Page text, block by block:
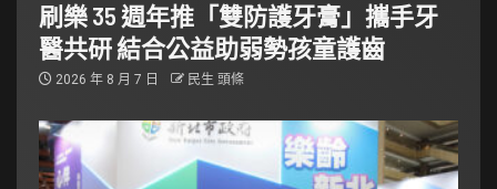
刷樂 35 週年推「雙防護牙膏」攜手牙
醫共研 結合公益助弱勢孩童護齒
2026 年 8 月 7 日 民生 頭條